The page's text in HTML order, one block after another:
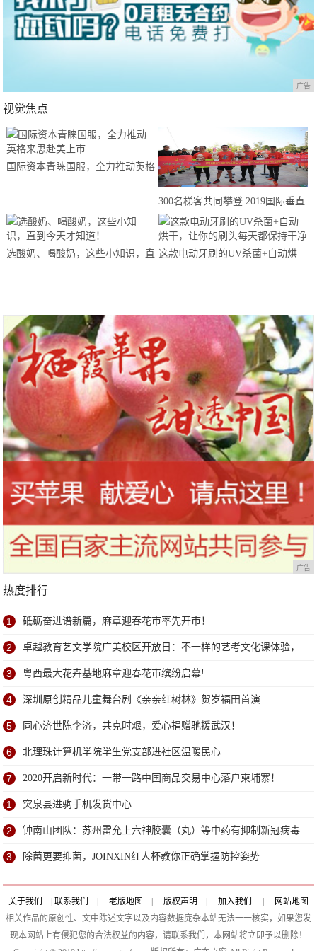
广告
视觉焦点
国际资本青睐国服，全力推动英格
300名梯客共同攀登 2019国际垂直
马拉松超级精英赛顺德海骏达中心
站欢乐开跑
选酸奶、喝酸奶，这些小知识，直 这款电动牙刷的UV杀菌+自动烘
广告
热度排行
1 砥砺奋进谱新篇，麻章迎春花市率先开市！
2 卓越教育艺文学院广美校区开放日：不一样的艺考文化课体验，
学位已告急
3 粤西最大花卉基地麻章迎春花市缤纷启幕!
4 深圳原创精品儿童舞台剧《亲亲红树林》贺岁福田首演
5 同心济世陈李济，共克时艰，爱心捐赠驰援武汉！
6 北理珠计算机学院学生党支部进社区温暖民心
7 2020开启新时代：一带一路中国商品交易中心落户柬埔寨！
1 突泉县进驹手机发货中心
2 钟南山团队：苏州雷允上六神胶囊（丸）等中药有抑制新冠病毒
作用
3 除菌更要抑菌，JOINXIN红人杯教你正确掌握防控姿势
关于我们 | 联系我们 | 老版地图 | 版权声明 | 加入我们 |
网站地图
相关作品的原创性、文中陈述文字以及内容数据庞杂本站无法一一核实，如果您发
现本网站上有侵犯您的合法权益的内容，请联系我们，本网站将立即予以删除！